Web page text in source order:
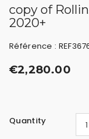
copy of
2020+
Référence :
€2,280.00
Quantity